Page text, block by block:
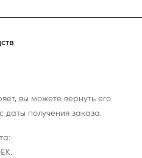
вы можете вернуть его
даты получения заказа.